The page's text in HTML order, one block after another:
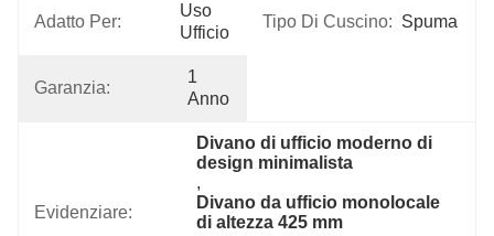
Adatto Per:
Uso
Ufficio
Tipo Di Cuscino: Spuma
Garanzia:
1
Anno
Evidenziare:
Divano di ufficio moderno di
design minimalista
,
Divano da ufficio monolocale
di altezza 425 mm